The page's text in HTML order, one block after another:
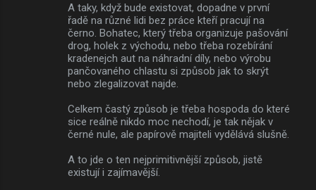
A taky, když bude existovat, dopadne v první
řadě na různé lidi bez práce kteří pracují na
černo. Bohatec, který třeba organizuje pašování
drog, holek z východu, nebo třeba rozebírání
kradenejch aut na náhradní díly, nebo výrobu
pančovaného chlastu si způsob jak to skrýt
nebo zlegalizovat najde.
Celkem častý způsob je třeba hospoda do které
sice reálně nikdo moc nechodí, je tak nějak v
černé nule, ale papírově majiteli vydělává slušně.
A to jde o ten nejprimitivnější způsob, jistě
existují i zajímavější.